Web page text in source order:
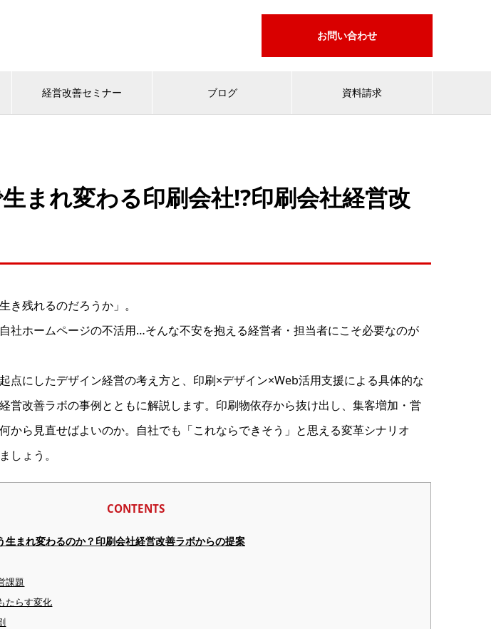
お問い合わせ
経営改善セミナー ブログ 資料請求
まれ変わる印刷会社!?印刷会社経営改
き残れるのだろうか」。
社ホームページの不活用…そんな不安を抱える経営者・担当者にこそ必要なのが
点にしたデザイン経営の考え方と、印刷×デザイン×Web活用支援による具体的な
営改善ラボの事例とともに解説します。印刷物依存から抜け出し、集客増加・営
から見直せばよいのか。自社でも「これならできそう」と思える変革シナリオ
しょう。
CONTENTS
生まれ変わるのか？印刷会社経営改善ラボからの提案
課題
たらす変化